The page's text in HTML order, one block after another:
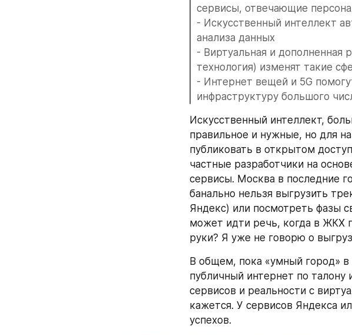
сервисы, отвечающие
- Искусственный интеллект
анализа данных
- Виртуальная и дополненная
технология) изменят такие
- Интернет вещей и 5G
инфраструктуру большого
Искусственный интеллект,
правильное и нужные, но для
публиковать в открытом
частные разработчики на
сервисы. Москва в последние
банально нельзя выгрузить
Яндекс) или посмотреть фазы
может идти речь, когда в ЖКХ
руки? Я уже не говорю о
В общем, пока «умный город»
публичный интернет по талону
сервисов и реальности с
кажется. У сервисов Яндекса
успехов.